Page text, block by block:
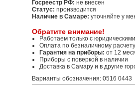
Госреестр РФ: не внесен
Статус: производится
Наличие в Самаре: уточняйте у
Обратите внимание!
Работаем только с
Оплата по безналичному расчету
Гарантия на приборы: от 12
Приборы с поверкой в наличии
Доставка в Самару и в другие
Варианты обозначения: 0516 0443